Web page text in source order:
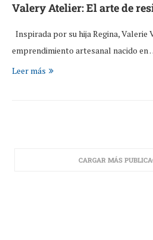
Valery Atelier: El arte de
Inspirada por su hija Regina, Valerie
emprendimiento artesanal nacido en
Leer más
CARGAR MÁS